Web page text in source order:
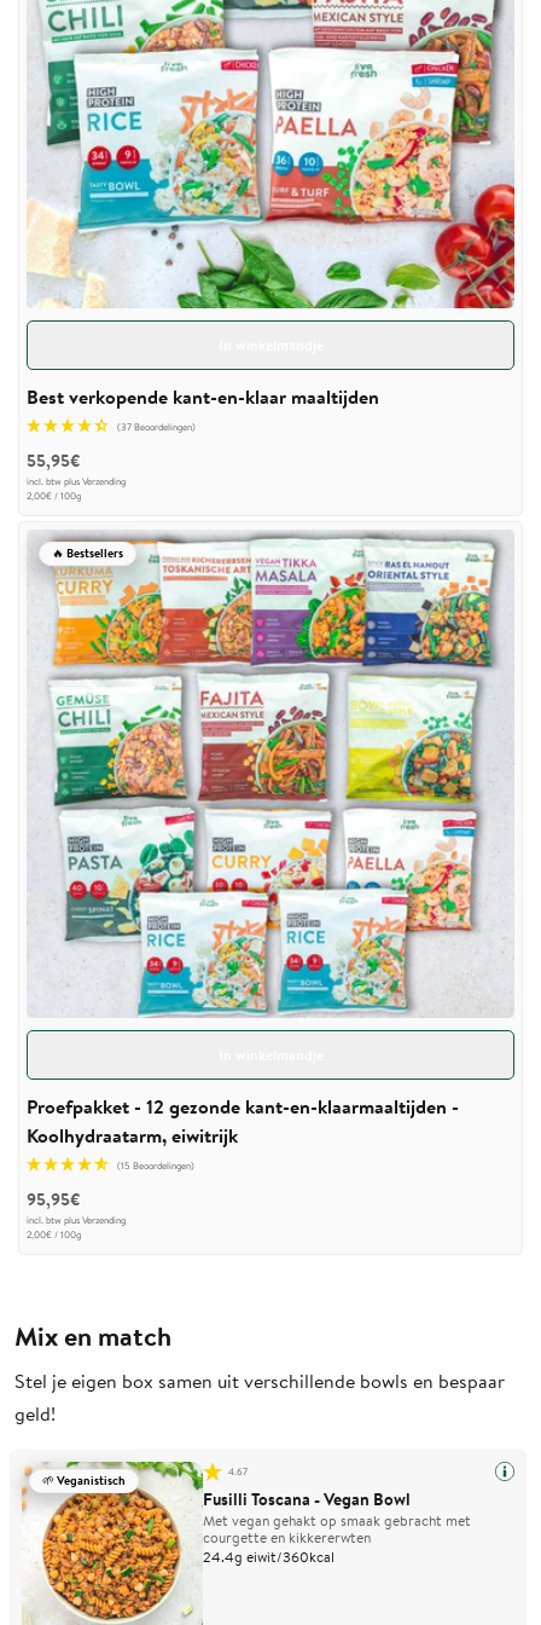
Best verkopende kant-en-klaar maaltijden
(37 Beoordelingen)
55,95€
incl. btw plusVerzending
Basisprijs
2,00€/pro
100g
🔥 Bestsellers
Proefpakket - 12 gezonde kant-en-klaarmaaltijden -
Koolhydraatarm, eiwitrijk
(15 Beoordelingen)
95,95€
incl. btw plusVerzending
Basisprijs
2,00€/pro
100g
Mix en match
Stel je eigen box samen uit verschillende bowls en bespaar
geld!
🌱 Veganistisch 4.67
Fusilli Toscana - Vegan Bowl
Met vegan gehakt op smaak gebracht met
courgette en kikkererwten
24.4g eiwit/360kcal